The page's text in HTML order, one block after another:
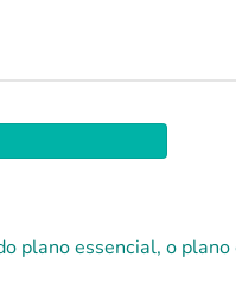
plano essencial, o